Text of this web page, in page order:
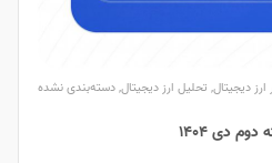
ارز دیجیتال, تحلیل ارز دیجیتال,دسته‌بندی نشده
دی ۱۴۰۴